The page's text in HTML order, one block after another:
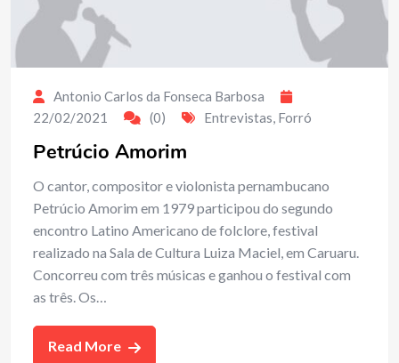
Antonio Carlos da Fonseca Barbosa
22/02/2021
(0) Entrevistas, Forró
Petrúcio Amorim
O cantor, compositor e violonista pernambucano
Petrúcio Amorim em 1979 participou do segundo
encontro Latino Americano de folclore, festival
realizado na Sala de Cultura Luiza Maciel, em Caruaru.
Concorreu com três músicas e ganhou o festival com
as três. Os…
Read More